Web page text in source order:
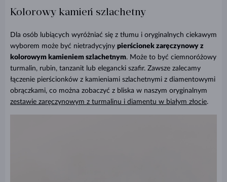
Kolorowy kamień szlachetny
Dla osób lubiących wyróżniać się z tłumu i oryginalnych ciekawym
wyborem może być nietradycyjny pierścionek zaręczynowy z
kolorowym kamieniem szlachetnym. Może to być ciemnoróżowy
turmalin, rubin, tanzanit lub elegancki szafir. Zawsze zalecamy
łączenie pierścionków z kamieniami szlachetnymi z diamentowymi
obrączkami, co można zobaczyć z bliska w naszym oryginalnym
zestawie zaręczynowym z turmalinu i diamentu w białym złocie.